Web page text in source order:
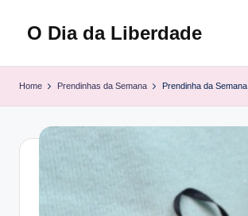
O Dia da Liberdade
Home Prendinhas da Semana Prendinha da Semana